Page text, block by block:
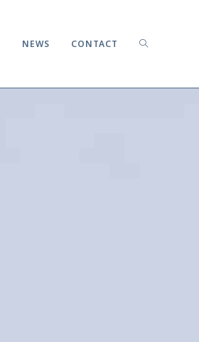
NEWS CONTACT